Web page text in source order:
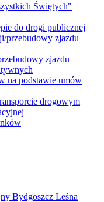
Świętych"
do drogi publicznej
przebudowy zjazdu
zjazdu
na podstawie umów
drogowym
Bydgoszcz Leśna